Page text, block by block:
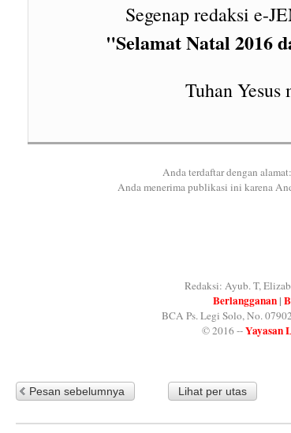
Segenap redaksi e-
"Selamat Natal 2016
Tuhan
Anda terdaftar dengan alamat:
Anda menerima publikasi ini karena
Redaksi: Ayub. T,
Berlangganan |
BCA Ps. Legi Solo, No.
© 2016 --Yayasan
Pesan sebelumnya Lihat per utas